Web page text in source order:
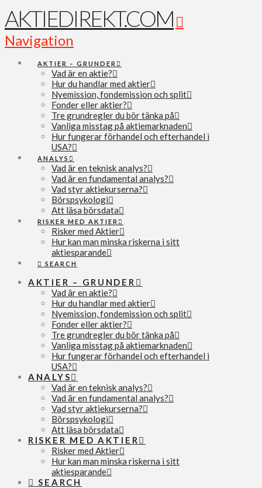
AKTIEDIREKT.COM
Navigation
AKTIER – GRUNDER
Vad är en aktie?
Hur du handlar med aktier
Nyemission, fondemission och split
Fonder eller aktier?
Tre grundregler du bör tänka på
Vanliga misstag på aktiemarknaden
Hur fungerar förhandel och efterhandel i
USA?
ANALYS
Vad är en teknisk analys?
Vad är en fundamental analys?
Vad styr aktiekurserna?
Börspsykologi
Att läsa börsdata
RISKER MED AKTIER
Risker med Aktier
Hur kan man minska riskerna i sitt
aktiesparande
SEARCH
AKTIER – GRUNDER
Vad är en aktie?
Hur du handlar med aktier
Nyemission, fondemission och split
Fonder eller aktier?
Tre grundregler du bör tänka på
Vanliga misstag på aktiemarknaden
Hur fungerar förhandel och efterhandel i
USA?
ANALYS
Vad är en teknisk analys?
Vad är en fundamental analys?
Vad styr aktiekurserna?
Börspsykologi
Att läsa börsdata
RISKER MED AKTIER
Risker med Aktier
Hur kan man minska riskerna i sitt
aktiesparande
SEARCH